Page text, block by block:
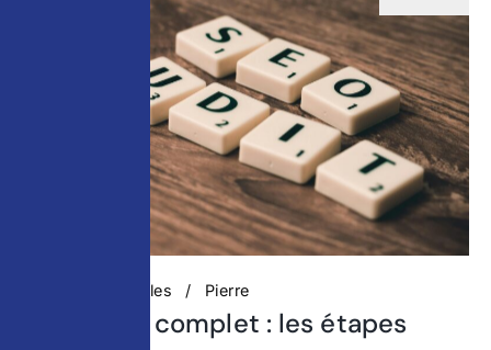
Actualités digitales Pierre
Audit SEO complet : les étapes